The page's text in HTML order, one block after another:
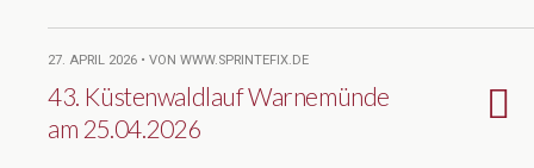
27. APRIL 2026 • VON WWW.SPRINTEFIX.DE
43. Küstenwaldlauf Warnemünde
am 25.04.2026